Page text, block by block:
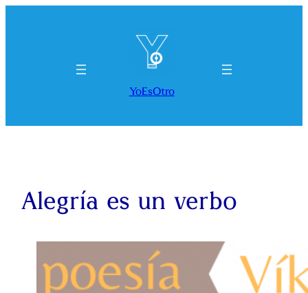
YoEsOtro
Alegría es un verbo